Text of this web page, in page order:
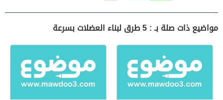
مواضيع ذات صلة بـ : 5 طرق لبناء العضلات بسرعة